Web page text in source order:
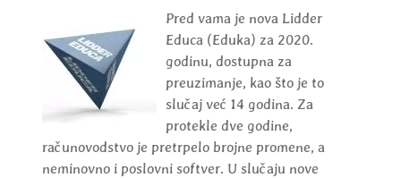
Pred vama je nova Lidder
Educa (Eduka) za 2020.
godinu, dostupna za
preuzimanje, kao što je to
slučaj već 14 godina. Za
protekle dve godine,
računovodstvo je pretrpelo brojne promene, a
neminovno i poslovni softver. U slučaju nove